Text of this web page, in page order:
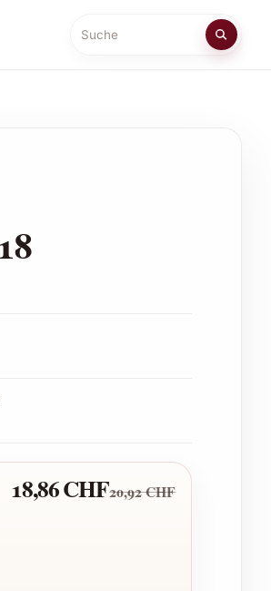
Suche
18,86 CHF20,92 CHF